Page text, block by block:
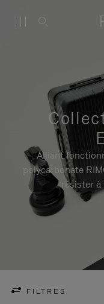
Alliant
polycarbonate
résister
FILTRES